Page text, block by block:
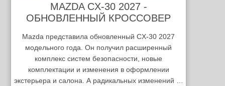
MAZDA CX-30 2027 -
ОБНОВЛЕННЫЙ КРОССОВЕР
Mazda представила обновленный CX-30 2027
модельного года. Он получил расширенный
комплекс систем безопасности, новые
комплектации и изменения в оформлении
экстерьера и салона. А радикальных изменений …